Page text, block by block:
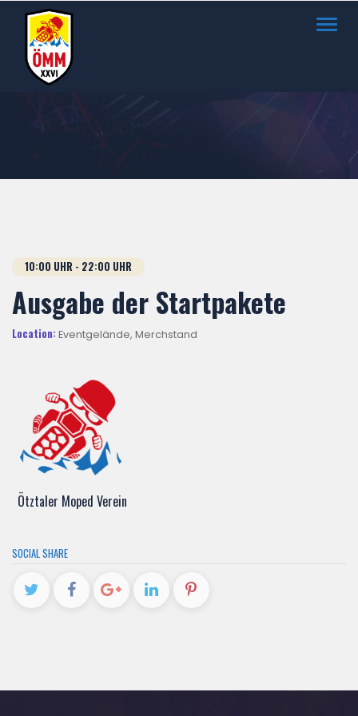
10:00 UHR - 22:00 UHR
Ausgabe der Startpakete
Location: Eventgelände, Merchstand
Ötztaler Moped Verein
SOCIAL SHARE